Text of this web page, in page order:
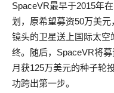
SpaceVR最早于2015年
划，原希望募资50万美
镜头的卫星送上国际太
终。随后，SpaceVR将
月获125万美元的种子轮
功跨出第一步。